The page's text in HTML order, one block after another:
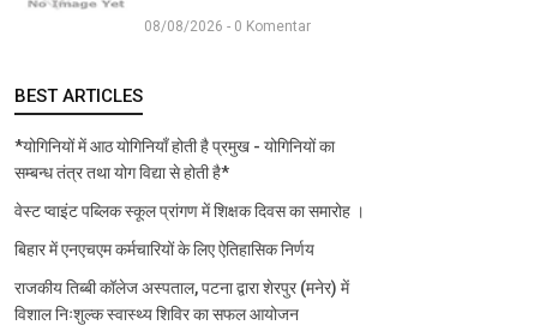
08/08/2026 - 0 Komentar
BEST ARTICLES
*योगिनियों में आठ योगिनियाँ होती है प्रमुख - योगिनियों का
सम्बन्ध तंत्र तथा योग विद्या से होती है*
वेस्ट प्वाइंट पब्लिक स्कूल प्रांगण में शिक्षक दिवस का समारोह ।
बिहार में एनएचएम कर्मचारियों के लिए ऐतिहासिक निर्णय
राजकीय तिब्बी कॉलेज अस्पताल, पटना द्वारा शेरपुर (मनेर) में
विशाल निःशुल्क स्वास्थ्य शिविर का सफल आयोजन